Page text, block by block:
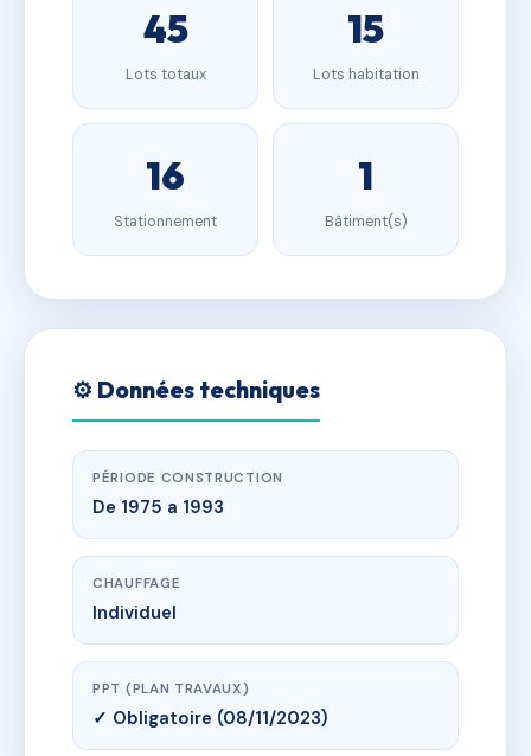
45
Lots totaux
15
Lots habitation
16
Stationnement
1
Bâtiment(s)
⚙️ Données techniques
PÉRIODE CONSTRUCTION
De 1975 a 1993
CHAUFFAGE
Individuel
PPT (PLAN TRAVAUX)
✓ Obligatoire (08/11/2023)